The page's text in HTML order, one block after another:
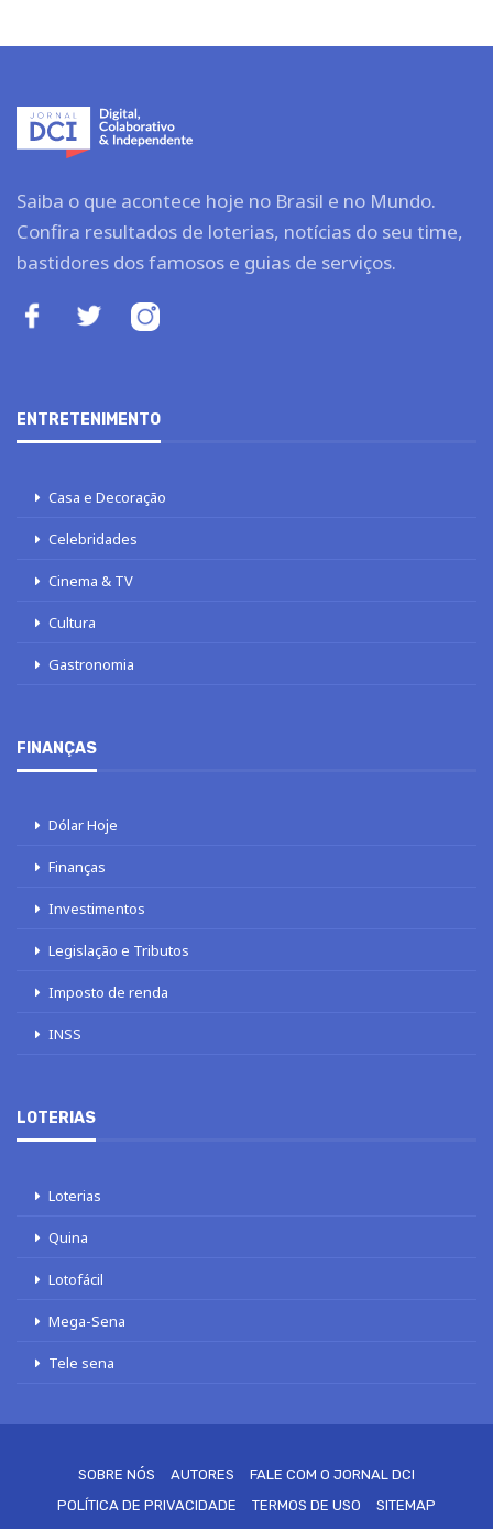
Saiba o que acontece hoje no Brasil e no Mundo.
Confira resultados de loterias, notícias do seu time,
bastidores dos famosos e guias de serviços.
ENTRETENIMENTO
Casa e Decoração
Celebridades
Cinema & TV
Cultura
Gastronomia
FINANÇAS
Dólar Hoje
Finanças
Investimentos
Legislação e Tributos
Imposto de renda
INSS
LOTERIAS
Loterias
Quina
Lotofácil
Mega-Sena
Tele sena
SOBRE NÓS AUTORES
FALE COM O JORNAL DCI
POLÍTICA DE PRIVACIDADE
TERMOS DE USO SITEMAP